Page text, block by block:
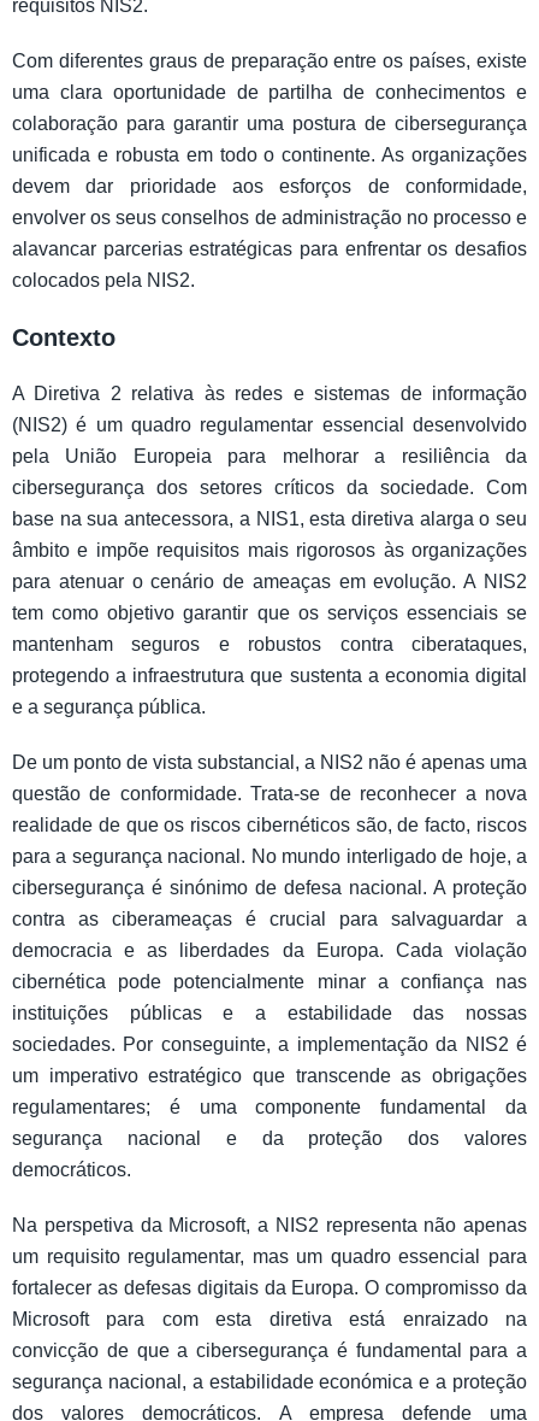
requisitos NIS2.
Com diferentes graus de preparação entre os países, existe
uma clara oportunidade de partilha de conhecimentos e
colaboração para garantir uma postura de cibersegurança
unificada e robusta em todo o continente. As organizações
devem dar prioridade aos esforços de conformidade,
envolver os seus conselhos de administração no processo e
alavancar parcerias estratégicas para enfrentar os desafios
colocados pela NIS2.
Contexto
A Diretiva 2 relativa às redes e sistemas de informação
(NIS2) é um quadro regulamentar essencial desenvolvido
pela União Europeia para melhorar a resiliência da
cibersegurança dos setores críticos da sociedade. Com
base na sua antecessora, a NIS1, esta diretiva alarga o seu
âmbito e impõe requisitos mais rigorosos às organizações
para atenuar o cenário de ameaças em evolução. A NIS2
tem como objetivo garantir que os serviços essenciais se
mantenham seguros e robustos contra ciberataques,
protegendo a infraestrutura que sustenta a economia digital
e a segurança pública.
De um ponto de vista substancial, a NIS2 não é apenas uma
questão de conformidade. Trata-se de reconhecer a nova
realidade de que os riscos cibernéticos são, de facto, riscos
para a segurança nacional. No mundo interligado de hoje, a
cibersegurança é sinónimo de defesa nacional. A proteção
contra as ciberameaças é crucial para salvaguardar a
democracia e as liberdades da Europa. Cada violação
cibernética pode potencialmente minar a confiança nas
instituições públicas e a estabilidade das nossas
sociedades. Por conseguinte, a implementação da NIS2 é
um imperativo estratégico que transcende as obrigações
regulamentares; é uma componente fundamental da
segurança nacional e da proteção dos valores
democráticos.
Na perspetiva da Microsoft, a NIS2 representa não apenas
um requisito regulamentar, mas um quadro essencial para
fortalecer as defesas digitais da Europa. O compromisso da
Microsoft para com esta diretiva está enraizado na
convicção de que a cibersegurança é fundamental para a
segurança nacional, a estabilidade económica e a proteção
dos valores democráticos. A empresa defende uma